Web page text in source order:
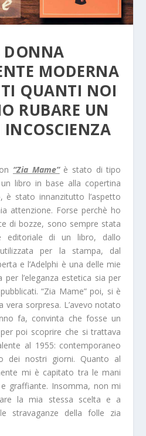
DONNA
MODERNA
QUANTI NOI
RUBARE UN
“Zia Mame”è stato di tipo
libro in base alla copertina
è stato innanzitutto l’aspetto
attenzione. Forse perchè ho
di bozze, sono sempre stata
editoriale di un libro, dallo
per la stampa, dal
e l’Adelphi è una delle mie
l’eleganza estetica sia per
“Zia Mame” poi, si è
vera sorpresa. L’avevo notato
fa, convinta che fosse un
poi scoprire che si trattava
al 1955: contemporaneo
dei nostri giorni. Quanto al
mi è capitato tra le mani
graffiante. Insomma, non mi
la mia stessa scelta e a
stravaganze della folle zia